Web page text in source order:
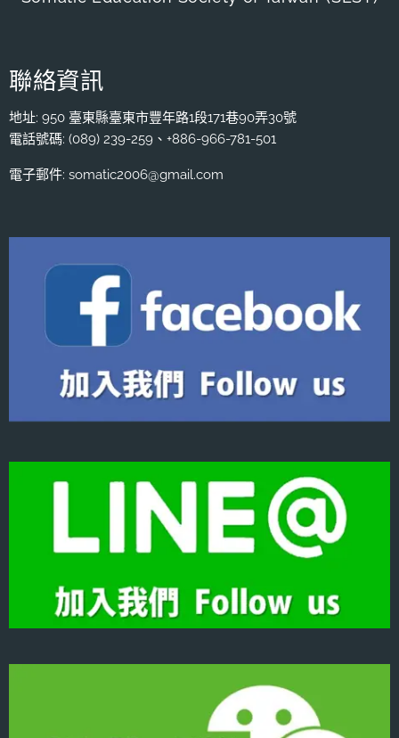
聯絡資訊
地址: 950 臺東縣臺東市豐年路1段171巷90弄30號
電話號碼: (089) 239-259、+886-966-781-501
電子郵件: somatic2006@gmail.com